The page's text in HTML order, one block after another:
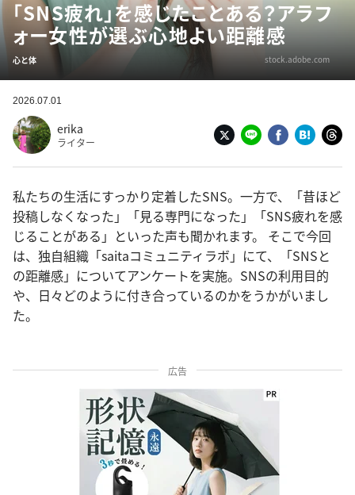
「SNS疲れ」を感じたことある？アラフ
ォー女性が選ぶ心地よい距離感
心と体 stock.adobe.com
2026.07.01
erika
ライター
私たちの生活にすっかり定着したSNS。一方で、「昔ほど
投稿しなくなった」「見る専門になった」「SNS疲れを感
じることがある」といった声も聞かれます。 そこで今回
は、独自組織「saitaコミュニティラボ」にて、「SNSと
の距離感」についてアンケートを実施。SNSの利用目的
や、日々どのように付き合っているのかをうかがいまし
た。
広告